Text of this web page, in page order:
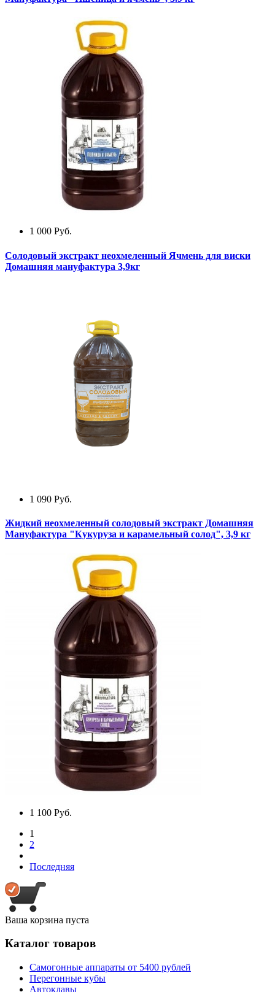
1 000 Руб.
Солодовый экстракт неохмеленный Ячмень для виски
Домашняя мануфактура 3,9кг
1 090 Руб.
Жидкий неохмеленный солодовый экстракт Домашняя
Мануфактура "Кукуруза и карамельный солод", 3,9 кг
1 100 Руб.
1
2
Последняя
Ваша корзина пуста
Каталог товаров
Самогонные аппараты от 5400 рублей
Перегонные кубы
Автоклавы